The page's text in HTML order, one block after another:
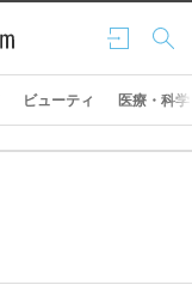
ログ
イン
検索
ビューティ 医療・科学